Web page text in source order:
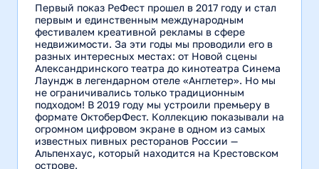
Первый показ РеФест прошел в 2017 году и стал
первым и единственным международным
фестивалем креативной рекламы в сфере
недвижимости. За эти годы мы проводили его в
разных интересных местах: от Новой сцены
Александринского театра до кинотеатра Синема
Лаундж в легендарном отеле «Англетер». Но мы
не ограничивались только традиционным
подходом! В 2019 году мы устроили премьеру в
формате ОктоберФест. Коллекцию показывали на
огромном цифровом экране в одном из самых
известных пивных ресторанов России —
Альпенхаус, который находится на Крестовском
острове.